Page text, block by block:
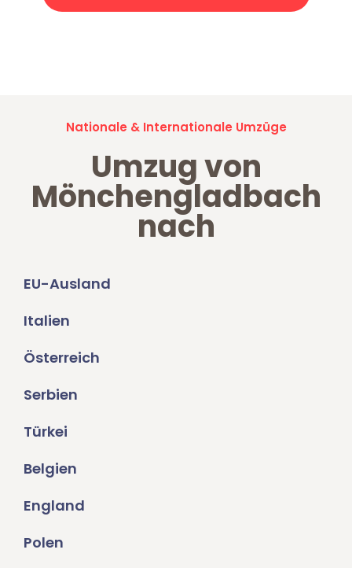
Nationale & Internationale Umzüge
Umzug von
Mönchengladbach
nach
EU-Ausland
Italien
Österreich
Serbien
Türkei
Belgien
England
Polen